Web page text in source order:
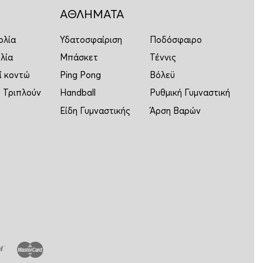
κοντώ
ΑΘΛΗΜΑΤΑ
Υδατοσφαίριση
Ποδόσφαιρο
Μπάσκετ
Τέννις
Ping Pong
Βόλεϋ
Handball
Ρυθμική Γυμναστική
Είδη Γυμναστικής
Άρση Βαρών